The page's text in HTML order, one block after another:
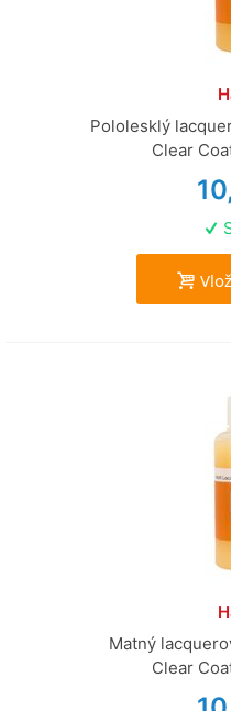
Pololesklý
Clear
Matný
Clear